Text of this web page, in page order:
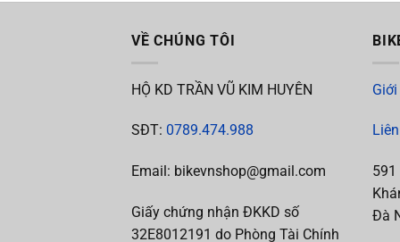
VỀ CHÚNG TÔI
HỘ KD TRẦN VŨ KIM HUYÊN
SĐT: 0789.474.988
Email: bikevnshop@gmail.com
Giấy chứng nhận ĐKKD số
32E8012191 do Phòng Tài Chính
Đà